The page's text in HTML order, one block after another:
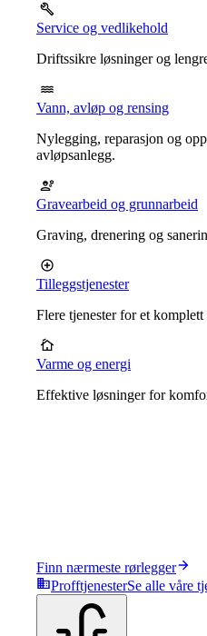
Service og vedlikehold
Driftssikre løsninger og
Vann, avløp og rensing
Nylegging, reparasjon og
avløpsanlegg.
Gravearbeid og grunnarbeid
Graving, drenering og
Tilleggstjenester
Flere tjenester for et komplett
Varme og energi
Effektive løsninger for
Finn nærmeste rørlegger
ProfftjenesterSe alle våre